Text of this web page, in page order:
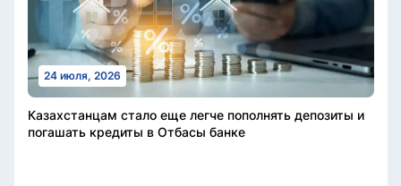
24 июля, 2026
Казахстанцам стало еще легче пополнять депозиты и
погашать кредиты в Отбасы банке